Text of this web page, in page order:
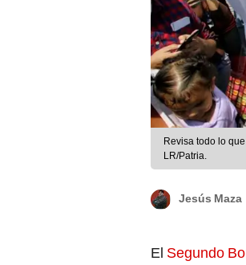
Revisa todo lo
LR/Patria.
Jesús Maza
El Segundo